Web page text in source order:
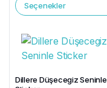
Seçenekler
Dillere Düşecegiz Seninle